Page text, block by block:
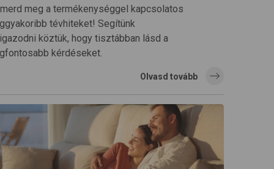
meg a termékenységgel kapcsolatos
tévhiteket! Segítünk
köztük, hogy tisztábban lásd a
kérdéseket.
Olvasd tovább